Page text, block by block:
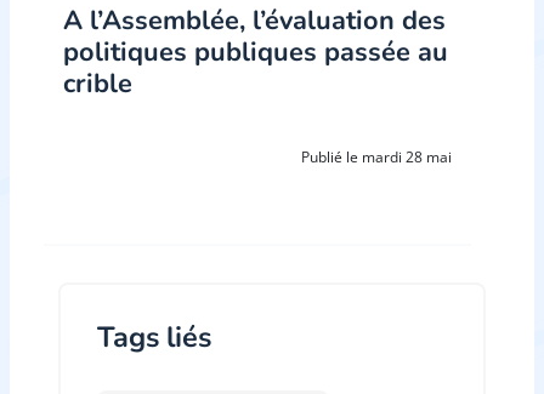
A l’Assemblée, l’évaluation des
politiques publiques passée au
crible
Publié le mardi 28 mai
Tags liés